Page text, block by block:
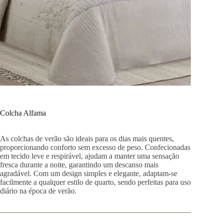
Colcha Alfama
As colchas de verão são ideais para os dias mais quentes,
proporcionando conforto sem excesso de peso. Confecionadas
em tecido leve e respirável, ajudam a manter uma sensação
fresca durante a noite, garantindo um descanso mais
agradável. Com um design simples e elegante, adaptam-se
facilmente a qualquer estilo de quarto, sendo perfeitas para uso
diário na época de verão.